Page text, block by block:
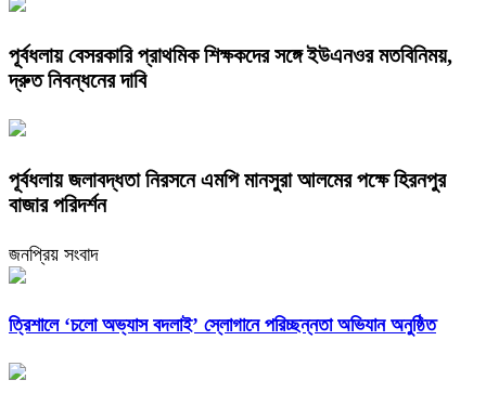
​পূর্বধলায় বেসরকারি প্রাথমিক শিক্ষকদের সঙ্গে ইউএনওর মতবিনিময়,
দ্রুত নিবন্ধনের দাবি
পূর্বধলায় জলাবদ্ধতা নিরসনে এমপি মানসুরা আলমের পক্ষে হিরনপুর
বাজার পরিদর্শন
জনপ্রিয় সংবাদ
‎ত্রিশালে ‘চলো অভ্যাস বদলাই’ স্লোগানে পরিচ্ছন্নতা অভিযান অনুষ্ঠিত